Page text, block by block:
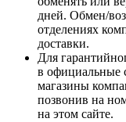
дней. Обмен/
отделениях
доставки.
Для
в официальные
магазины
позвонив на
на этом сайте.